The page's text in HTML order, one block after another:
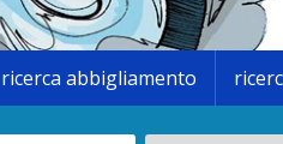
ricerca abbigliamento